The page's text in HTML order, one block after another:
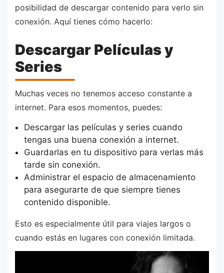
posibilidad de descargar contenido para verlo sin
conexión. Aquí tienes cómo hacerlo:
Descargar Películas y
Series
Muchas veces no tenemos acceso constante a
internet. Para esos momentos, puedes:
Descargar las películas y series cuando
tengas una buena conexión a internet.
Guardarlas en tu dispositivo para verlas más
tarde sin conexión.
Administrar el espacio de almacenamiento
para asegurarte de que siempre tienes
contenido disponible.
Esto es especialmente útil para viajes largos o
cuando estás en lugares con conexión limitada.